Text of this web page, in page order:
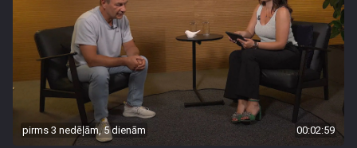
pirms 3 nedēļām, 5 dienām 00:02:59